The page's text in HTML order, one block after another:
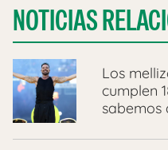
NOTICIAS
Los
cumplen
sabemos